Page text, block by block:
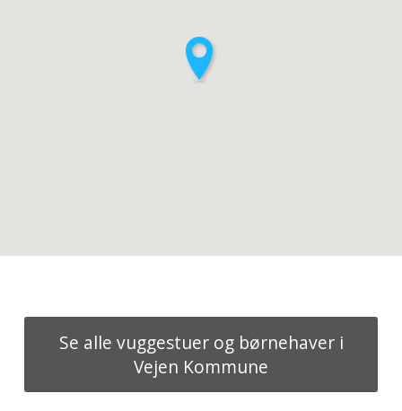
Se alle vuggestuer og børnehaver i
Vejen Kommune